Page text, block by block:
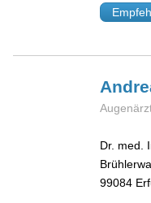
Dr. med.
99084